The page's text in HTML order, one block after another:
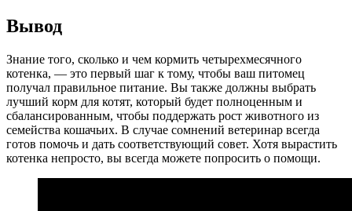
Вывод
Знание того, сколько и чем кормить четырехмесячного
котенка, — это первый шаг к тому, чтобы ваш питомец
получал правильное питание. Вы также должны выбрать
лучший корм для котят, который будет полноценным и
сбалансированным, чтобы поддержать рост животного из
семейства кошачьих. В случае сомнений ветеринар всегда
готов помочь и дать соответствующий совет. Хотя вырастить
котенка непросто, вы всегда можете попросить о помощи.